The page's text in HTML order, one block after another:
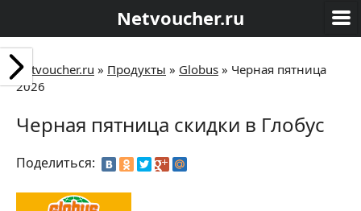
Netvoucher.ru
Netvoucher.ru » Продукты » Globus » Черная пятница
2026
Черная пятница скидки в Глобус
Поделиться: